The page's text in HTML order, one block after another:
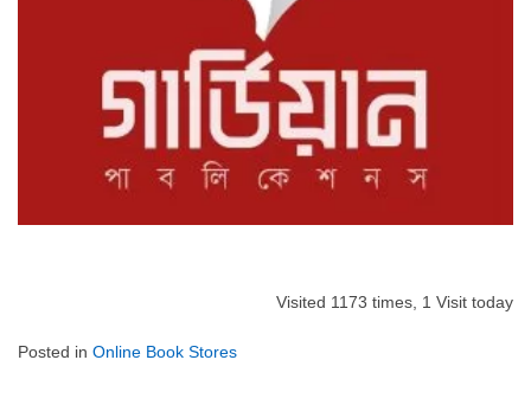
Visited 1173 times, 1 Visit today
Posted in Online Book Stores